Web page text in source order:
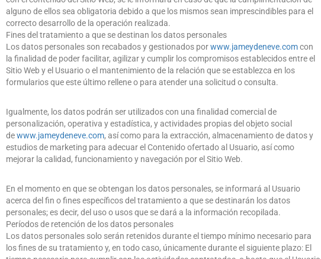
alguno de ellos sea obligatoria debido a que los mismos sean imprescindibles para el
correcto desarrollo de la operación realizada.
Fines del tratamiento a que se destinan los datos personales
Los datos personales son recabados y gestionados porwww.jameydeneve.comcon
la finalidad de poder facilitar, agilizar y cumplir los compromisos establecidos entre el
Sitio Web y el Usuario o el mantenimiento de la relación que se establezca en los
formularios que este último rellene o para atender una solicitud o consulta.
Igualmente, los datos podrán ser utilizados con una finalidad comercial de
personalización, operativa y estadística, y actividades propias del objeto social
dewww.jameydeneve.com, así como para la extracción, almacenamiento de datos y
estudios de marketing para adecuar el Contenido ofertado al Usuario, así como
mejorar la calidad, funcionamiento y navegación por el Sitio Web.
En el momento en que se obtengan los datos personales, se informará al Usuario
acerca del fin o fines específicos del tratamiento a que se destinarán los datos
personales; es decir, del uso o usos que se dará a la información recopilada.
Períodos de retención de los datos personales
Los datos personales solo serán retenidos durante el tiempo mínimo necesario para
los fines de su tratamiento y, en todo caso, únicamente durante el siguiente plazo: El